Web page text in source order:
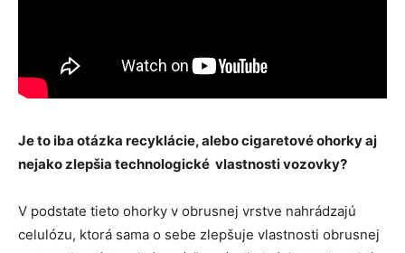
Je to iba otázka recyklácie, alebo cigaretové ohorky aj
nejako zlepšia technologické vlastnosti vozovky?
V podstate tieto ohorky v obrusnej vrstve nahrádzajú
celulózu, ktorá sama o sebe zlepšuje vlastnosti obrusnej